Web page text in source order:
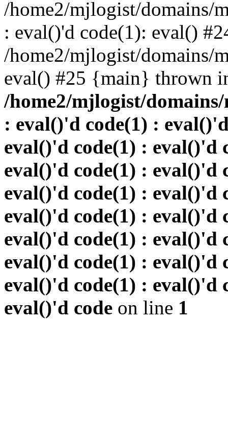
/home2/mjlogist/domains/
: eval()'d code(1): eval()
/home2/mjlogist/domains/
eval() #25 {main} thrown
/home2/mjlogist/
: eval()'d code(1) :
eval()'d code(1) : eval()'d
eval()'d code(1) : eval()'d
eval()'d code(1) : eval()'d
eval()'d code(1) : eval()'d
eval()'d code(1) : eval()'d
eval()'d code(1) : eval()'d
eval()'d code(1) : eval()'d
eval()'d code on line 1